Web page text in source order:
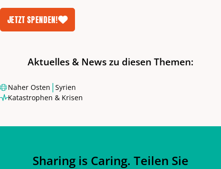
JETZT SPENDEN!
Aktuelles & News zu diesen Themen:
Naher Osten | Syrien
Katastrophen & Krisen
Sharing is Caring. Teilen Sie